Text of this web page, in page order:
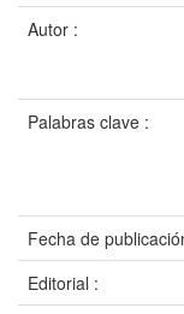
Autor :
Palabras clave :
Fecha de
Editorial :